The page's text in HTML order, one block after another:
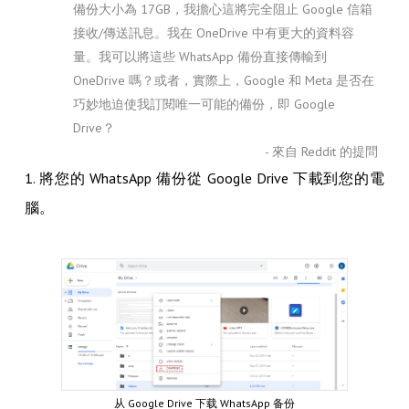
備份大小為 17GB，我擔心這將完全阻止 Google 信箱
接收/傳送訊息。我在 OneDrive 中有更大的資料容
量。我可以將這些 WhatsApp 備份直接傳輸到
OneDrive 嗎？或者，實際上，Google 和 Meta 是否在
巧妙地迫使我訂閱唯一可能的備份，即 Google
Drive？
- 來自 Reddit 的提問
1. 將您的 WhatsApp 備份從 Google Drive 下載到您的電
腦。
从 Google Drive 下载 WhatsApp 备份